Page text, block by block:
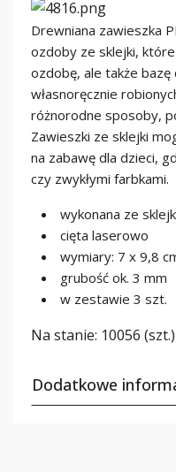
Drewniana zawieszka
ozdoby ze sklejki,
ozdobę, ale także
własnoręcznie
różnorodne sposoby,
Zawieszki ze sklejki
na zabawę dla dzieci,
czy zwykłymi farbkami.
wykonana ze
cięta laserowo
wymiary: 7 x 9,8
grubość ok. 3 mm
w zestawie 3 szt.
Na stanie: 10056 (szt.)
Dodatkowe